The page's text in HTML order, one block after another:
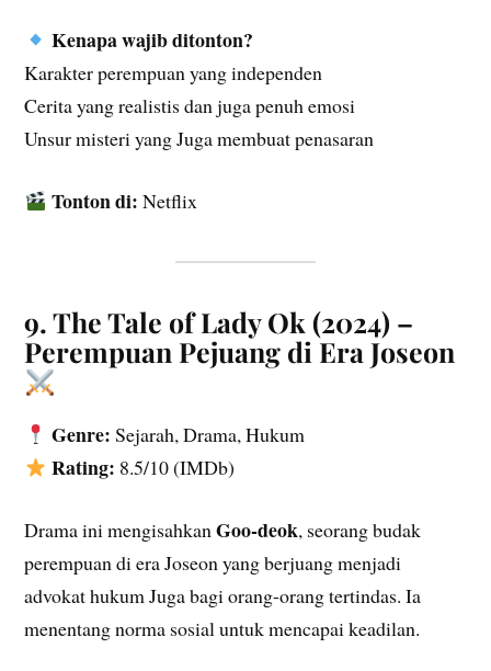
Kenapa wajib ditonton?
Karakter perempuan yang independen
Cerita yang realistis dan juga penuh emosi
Unsur misteri yang Juga membuat penasaran
Tonton di: Netflix
9. The Tale of Lady Ok (2024) –
Perempuan Pejuang di Era Joseon
Genre: Sejarah, Drama, Hukum
Rating: 8.5/10 (IMDb)
Drama ini mengisahkanGoo-deok, seorang budak
perempuan di era Joseon yang berjuang menjadi
advokat hukum Juga bagi orang-orang tertindas. Ia
menentang norma sosial untuk mencapai keadilan.